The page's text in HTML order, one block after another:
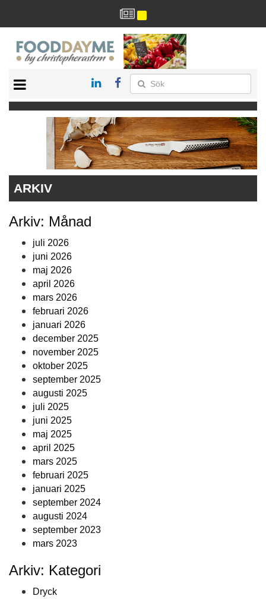
RECEPT
RESTAURANG
ARKIV
Arkiv: Månad
juli 2026
juni 2026
maj 2026
april 2026
mars 2026
februari 2026
januari 2026
december 2025
november 2025
oktober 2025
september 2025
augusti 2025
juli 2025
juni 2025
maj 2025
april 2025
mars 2025
februari 2025
januari 2025
september 2024
augusti 2024
september 2023
mars 2023
Arkiv: Kategori
Dryck